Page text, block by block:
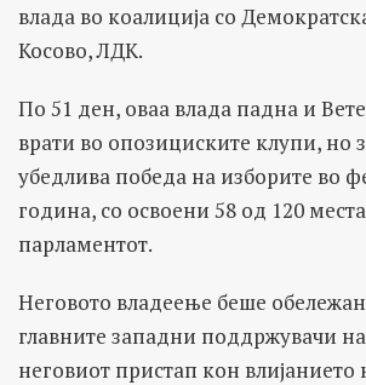
влада во коалиција со
Косово, ЛДК.
По 51 ден, оваа влада падна и
врати во опозициските клупи, но
убедлива победа на изборите во
година, со освоени 58 од 120
парламентот.
Неговото владеење беше
главните западни поддржувачи
неговиот пристап кон влијанието